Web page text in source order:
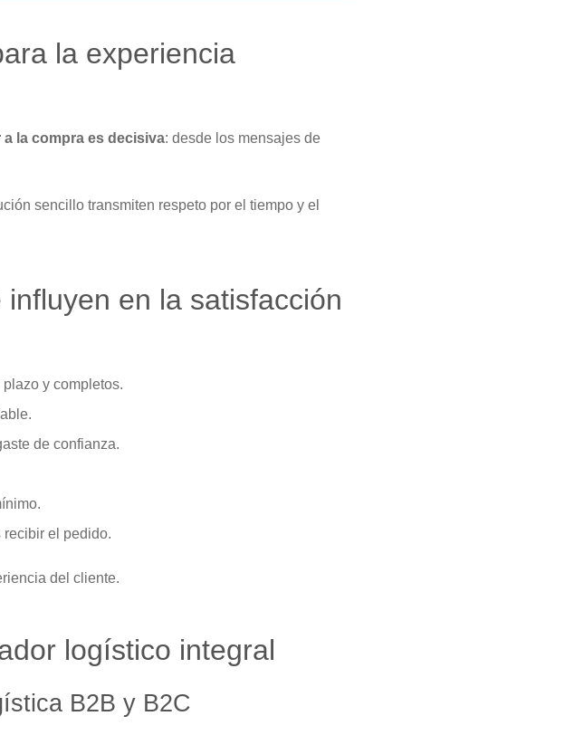
la experiencia
a la compra es decisiva: desde los mensajes de
sencillo transmiten respeto por el tiempo y el
en la satisfacción
y completos.
de confianza.
recibir el pedido.
del cliente.
logístico integral
B2B y B2C